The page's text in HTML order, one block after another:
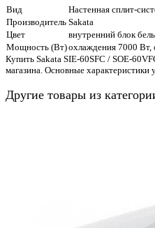
Вид
Настенная сплит-
Производитель Sakata
Цвет
внутренний блок
Мощность (Вт)охлаждения 7000 Вт,
Купить Sakata SIE-60SFC / SOE-
магазина. Основные
Другие товары из